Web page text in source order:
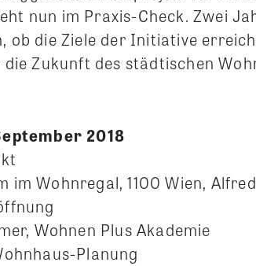
nun im Praxis-Check. Zwei
ob die Ziele der Initiative
Zukunft des städtischen
2018
im Wohnregal, 1100 Wien,
Wohnen Plus Akademie
Planung